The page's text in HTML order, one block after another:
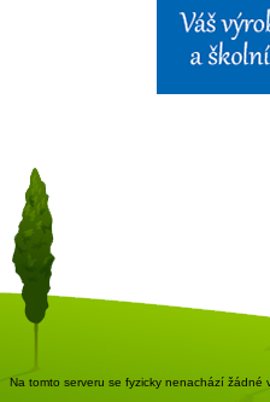
Na tomto serveru se fyzicky nenachází